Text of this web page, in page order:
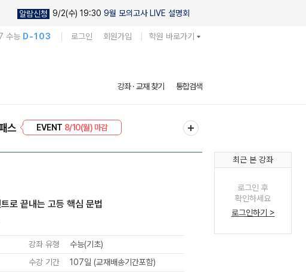
알람신청 9/2(수) 19:30 9월 모의고사 LIVE 설명회
수능 D-103 로그인 회원가입 학원 바로가기
강좌 · 교재 찾기 통합검색
스 EVENT 8/10(월) 마감
로 끝내는 고등 핵심 문법
강좌 유형
수능(기초)
수강 기간
107일 (교재배송기간포함)
최근 본 강좌
로그인 후
확인하세요
로그인하기 >